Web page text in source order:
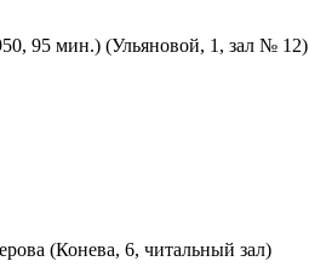
95 мин.) (Ульяновой, 1, зал № 12)
(Конева, 6, читальный зал)